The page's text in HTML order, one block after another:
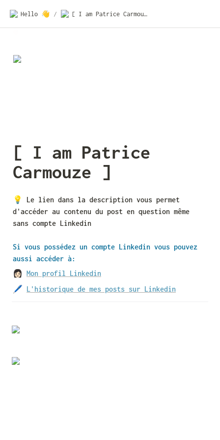
Hello 👋 / [ I am Patrice Carmouze ]
[ I am Patrice
Carmouze ]
💡 Le lien dans la description vous permet
d'accéder au contenu du post en question même
sans compte Linkedin
Si vous possédez un compte Linkedin vous pouvez
aussi accéder à:
👩🏻 Mon profil Linkedin
🖊 L'historique de mes posts sur Linkedin